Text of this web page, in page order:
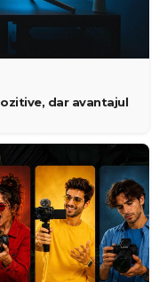
dar avantajul